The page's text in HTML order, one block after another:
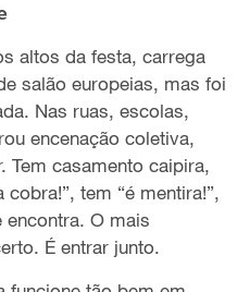
altos da festa, carrega
salão europeias, mas foi
Nas ruas, escolas,
encenação coletiva,
Tem casamento caipira,
tem “é mentira!”,
O mais
É entrar junto.